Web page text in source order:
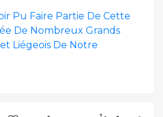
Pu Faire Partie De Cette
De Nombreux Grands
Liégeois De Notre